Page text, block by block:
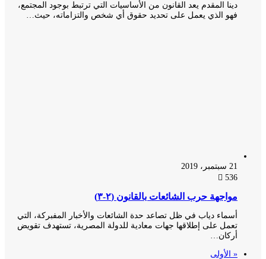
دينا المقدم يعد القانون من الأساسيات التي ترتبط بوجود المجتمع،
فهو الذي يعمل على تحديد حقوق أي شخص والتزاماته، حيث…
مواجهة حرب الشائعات بالقانون (٢-٣)
أسماء دياب في ظل تصاعد حدة الشائعات والأخبار المفبركة، التي
تعمل على إطلاقها جهات معادية للدولة المصرية، تستهدف تقويض
أركان…
« الأولى